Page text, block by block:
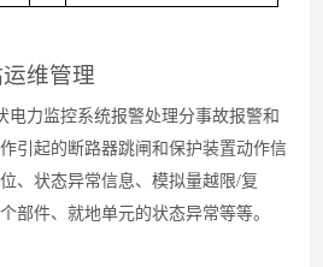
维管理
电力监控系统报警处理分事故报警和
引起的断路器跳闸和保护装置动作信
、状态异常信息、模拟量越 限/复
部件、就地单元的状态异常等等。